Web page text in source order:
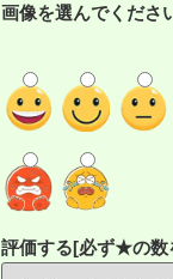
画像を選んでくださ
評価する[必ず★の数